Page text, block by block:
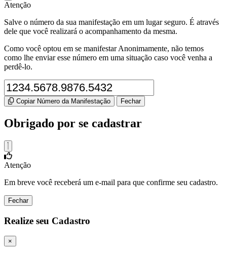
Atenção
Salve o número da sua manifestação em um lugar seguro. É através
dele que você realizará o acompanhamento da mesma.
Como você optou em se manifestar Anonimamente, não temos
como lhe enviar esse número em uma situação caso você venha a
perdê-lo.
Copiar Número da Manifestação Fechar
Obrigado por se cadastrar
Atenção
Em breve você receberá um e-mail para que confirme seu cadastro.
Fechar
Realize seu Cadastro
×